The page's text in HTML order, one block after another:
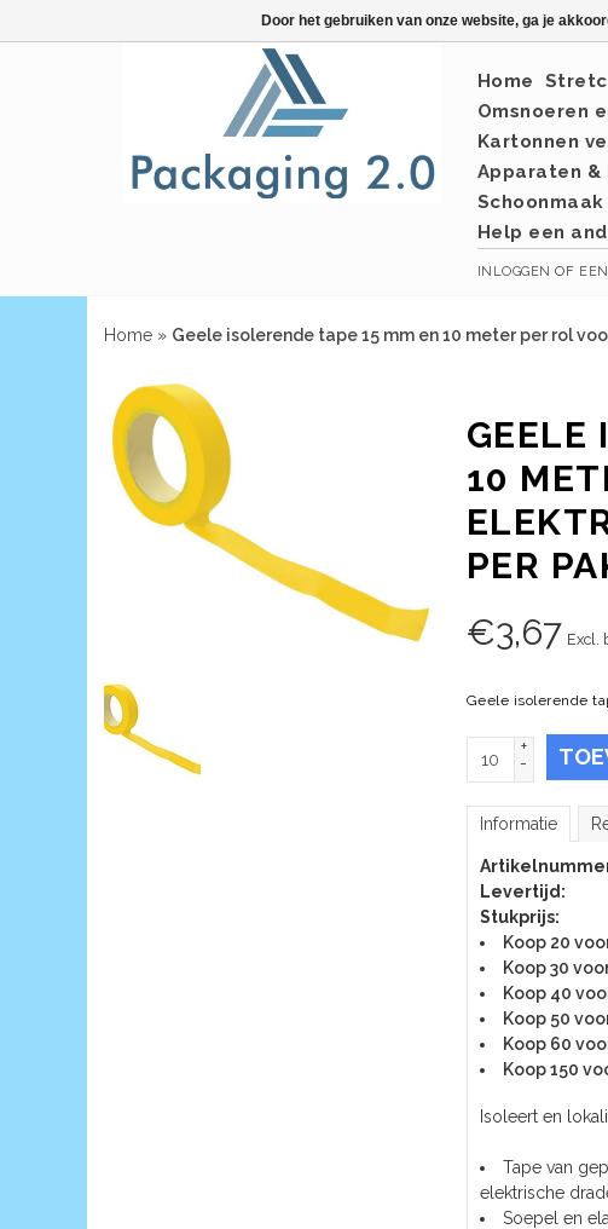
Home
Omsnoeren
Kartonnen
Apparaten &
Help een
INLOGGEN OF
Home » Geele isolerende tape 15 mm en 10 meter per rol
GEELE
10
PER
€3,67 Excl.
Geele isolerende
+
-
Informatie
Levertijd:
Stukprijs:
Koop 20
Koop 30
Koop 40
Koop 50
Koop 60
Koop 150
Isoleert en
Tape van
elektrische
Soepel en
Door het gebruiken van onze website, ga je